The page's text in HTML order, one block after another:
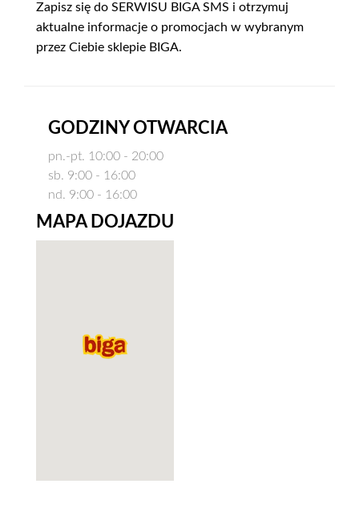
Zapisz się do SERWISU BIGA SMS i otrzymuj
aktualne informacje o promocjach w wybranym
przez Ciebie sklepie BIGA.
GODZINY OTWARCIA
pn.-pt. 10:00 - 20:00
sb. 9:00 - 16:00
nd. 9:00 - 16:00
MAPA DOJAZDU